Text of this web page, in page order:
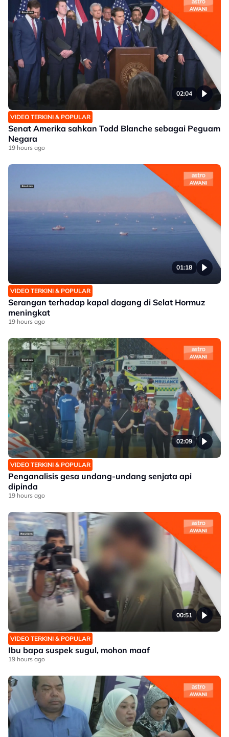
02:04
VIDEO TERKINI & POPULAR
Senat Amerika sahkan Todd Blanche sebagai Peguam
Negara
19 hours ago
01:18
VIDEO TERKINI & POPULAR
Serangan terhadap kapal dagang di Selat Hormuz
meningkat
19 hours ago
02:09
VIDEO TERKINI & POPULAR
Penganalisis gesa undang-undang senjata api
dipinda
19 hours ago
00:51
VIDEO TERKINI & POPULAR
Ibu bapa suspek sugul, mohon maaf
19 hours ago